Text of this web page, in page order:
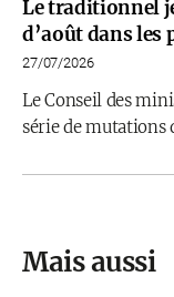
Le traditionnel
d’août dans les
27/07/2026
Le Conseil des
série de mutations
Mais aussi